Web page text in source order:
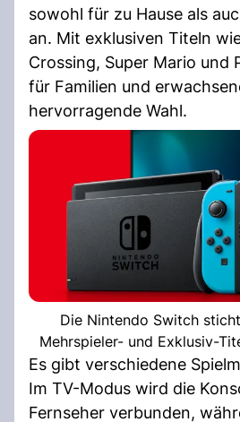
sowohl für zu Hause als
an. Mit exklusiven Titeln
Crossing, Super Mario und
für Familien und
hervorragende Wahl.
Die Nintendo Switch
Mehrspieler- und Exklusiv-
Es gibt verschiedene
Im TV-Modus wird die
Fernseher verbunden,